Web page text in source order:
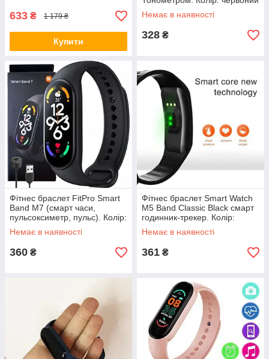
633 ₴ 1 179 ₴
Купити
VP-32
Немає в наявності
328 ₴
Фітнес браслет FitPro Smart
Band M7 (смарт часи,
пульсоксиметр, пульс). Колір:
чорний ZO-16
Немає в наявності
360 ₴
Фітнес браслет Smart Watch
M5 Band Classic Black смарт
годинник-трекер. Колір:
чорний KG-30
Немає в наявності
361 ₴